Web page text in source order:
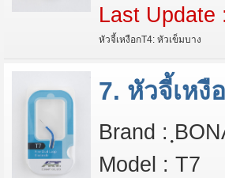
Last Update
หัวจี้เหงือกT4: หัวเข็มบาง
7. หัวจี้เหงื
Brand :
Model : T7